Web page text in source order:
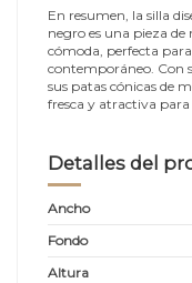
En resumen, la silla
negro es una pieza
cómoda, perfecta
contemporáneo. Con
sus patas cónicas de
fresca y atractiva
Detalles del
Ancho
Fondo
Altura